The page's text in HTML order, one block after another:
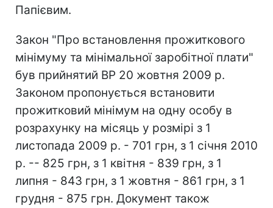
Папієвим.
Закон "Про встановлення прожиткового
мінімуму та мінімальної заробітної плати"
був прийнятий ВР 20 жовтня 2009 р.
Законом пропонується встановити
прожитковий мінімум на одну особу в
розрахунку на місяць у розмірі з 1
листопада 2009 р. - 701 грн, з 1 січня 2010
р. -- 825 грн, з 1 квітня - 839 грн, з 1
липня - 843 грн, з 1 жовтня - 861 грн, з 1
грудня - 875 грн. Документ також